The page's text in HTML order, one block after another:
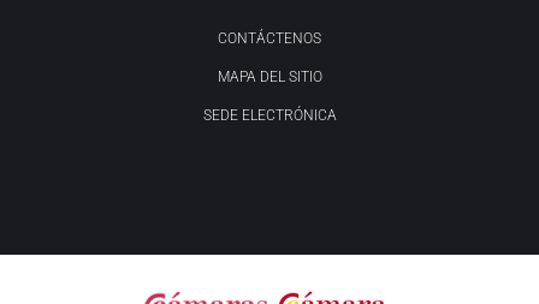
CONTÁCTENOS
MAPA DEL SITIO
SEDE ELECTRÓNICA